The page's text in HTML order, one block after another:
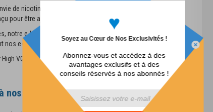
div id="mp-popup-template5">
♥
Soyez au Cœur de Nos Exclusivités !
Abonnez-vous et accédez à des
avantages exclusifs et à des
conseils réservés à nos abonnés !
de nicotine ? Ne cherchez pas plus loin que notre
pour être ajouté à nos e-liquides 100ml.
notre e-liquide Booster est parfait pour ceux qui souhaitent
e-liquides 100ml sans se ruiner.
VG offre un rapport qualité-prix imbattable. Alors pourquoi
nos e-liquides de 100 ml